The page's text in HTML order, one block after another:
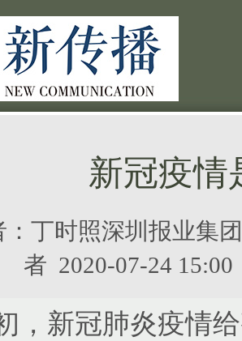
新冠疫情
丁时照深圳报业集
者 2020-07-24
，新冠肺炎疫情